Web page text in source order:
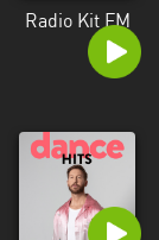
Radio Kit FM